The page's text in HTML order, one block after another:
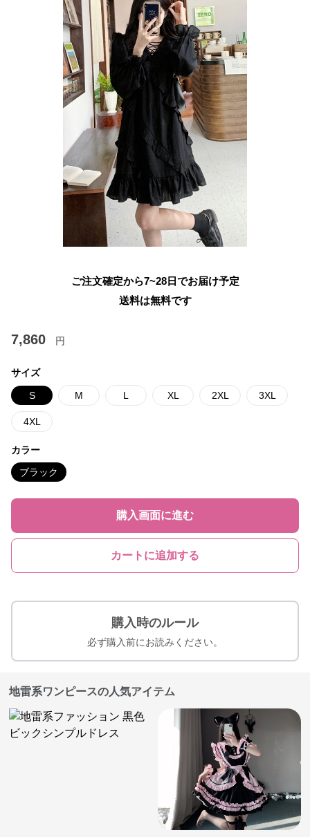
ご注文確定から7~28日でお届け予定
送料は無料です
7,860 円
サイズ
S M L XL 2XL 3XL
4XL
カラー
ブラック
購入画面に進む
カートに追加する
購入時のルール
必ず購入前にお読みください。
地雷系ワンピースの人気アイテム